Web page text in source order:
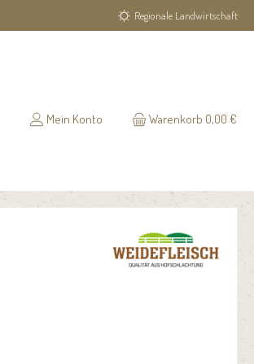
Regionale Landwirtschaft
Mein Konto Warenkorb 0,00 €